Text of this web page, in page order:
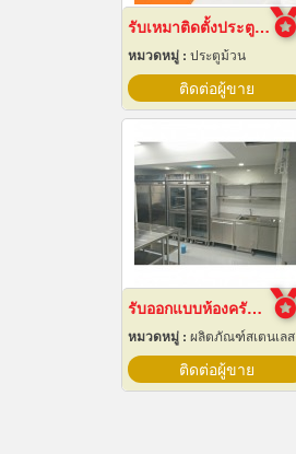
รับเหมาติดตั้งประตูไฮสปีดดอร์
หมวดหมู่ : ประตูม้วน
ติดต่อผู้ขาย
รับออกแบบห้องครัวสแตนเลส
หมวดหมู่ : ผลิตภัณฑ์สเตนเลส
ติดต่อผู้ขาย